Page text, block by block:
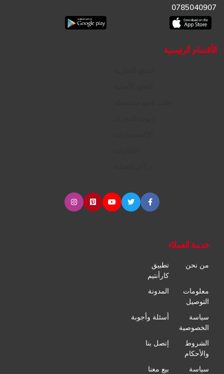
0785040907
الأقسام الرئيسية
خدمة العملاء
من نحن
تطبيق
كارأنتيم
معلومات
التوصيل
المدونة
سياسة
الخصوصية
أسئلة وأجوبة
الشروط
والأحكام
إتصل بنا
سياسة بيع معنا